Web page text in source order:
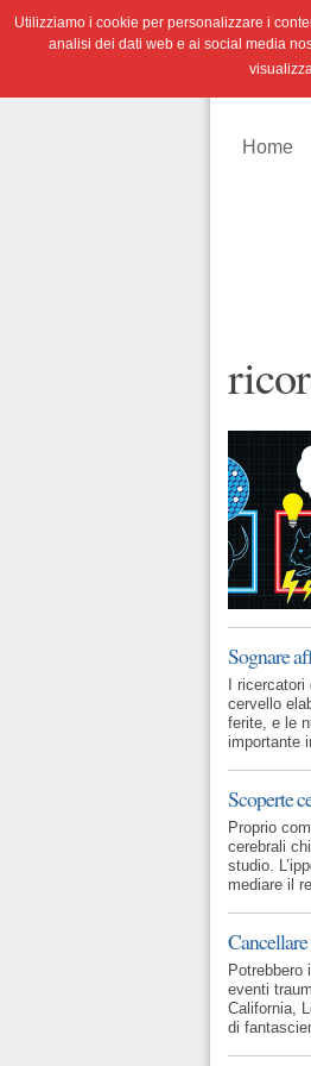
Home
Sognare
I
cervello
ferite, e le
importante
Scoperte
Proprio
cerebrali
studio.
mediare il
eventi
California,
di
Utilizziamo i cookie per personalizzare i
analisi dei dati web e ai social media